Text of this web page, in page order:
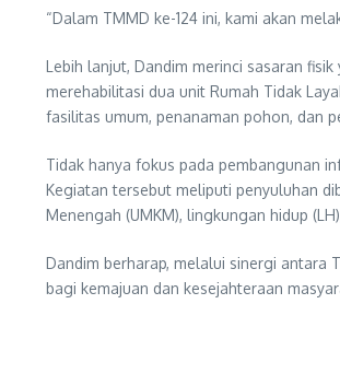
“Dalam TMMD ke-124 ini, kami akan
Lebih lanjut, Dandim merinci sasaran
merehabilitasi dua unit Rumah Tidak
fasilitas umum, penanaman pohon, dan
Tidak hanya fokus pada pembangunan
Kegiatan tersebut meliputi penyuluhan
Menengah (UMKM), lingkungan hidup
Dandim berharap, melalui sinergi antara
bagi kemajuan dan kesejahteraan